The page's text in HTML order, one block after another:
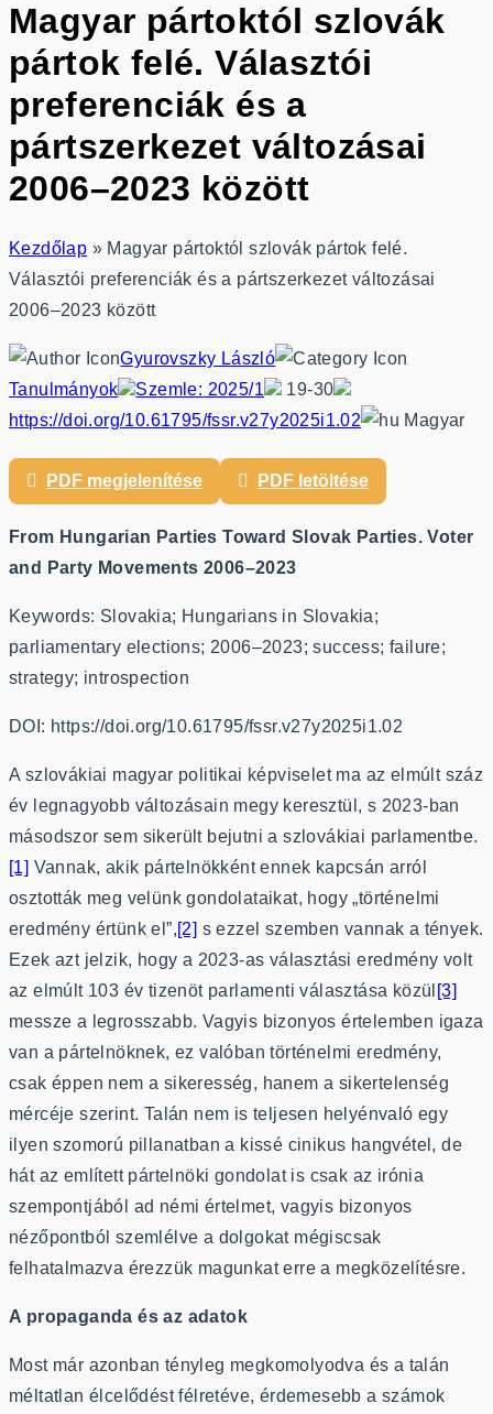
Magyar pártoktól szlovák
pártok felé. Választói
preferenciák és a
pártszerkezet változásai
2006–2023 között
Kezdőlap » Magyar pártoktól szlovák pártok felé.
Választói preferenciák és a pártszerkezet változásai
2006–2023 között
Gyurovszky László
Tanulmányok
Szemle: 2025/1
19-30
https://doi.org/10.61795/fssr.v27y2025i1.02
Magyar
PDF megjelenítése PDF letöltése
From Hungarian Parties Toward Slovak Parties. Voter
and Party Movements 2006–2023
Keywords: Slovakia; Hungarians in Slovakia;
parliamentary elections; 2006–2023; success; failure;
strategy; introspection
DOI: https://doi.org/10.61795/fssr.v27y2025i1.02
A szlovákiai magyar politikai képviselet ma az elmúlt száz
év legnagyobb változásain megy keresztül, s 2023-ban
másodszor sem sikerült bejutni a szlovákiai parlamentbe.
[1] Vannak, akik pártelnökként ennek kapcsán arról
osztották meg velünk gondolataikat, hogy „történelmi
eredmény értünk el”,[2] s ezzel szemben vannak a tények.
Ezek azt jelzik, hogy a 2023-as választási eredmény volt
az elmúlt 103 év tizenöt parlamenti választása közül [3]
messze a legrosszabb. Vagyis bizonyos értelemben igaza
van a pártelnöknek, ez valóban történelmi eredmény,
csak éppen nem a sikeresség, hanem a sikertelenség
mércéje szerint. Talán nem is teljesen helyénvaló egy
ilyen szomorú pillanatban a kissé cinikus hangvétel, de
hát az említett pártelnöki gondolat is csak az irónia
szempontjából ad némi értelmet, vagyis bizonyos
nézőpontból szemlélve a dolgokat mégiscsak
felhatalmazva érezzük magunkat erre a megközelítésre.
A propaganda és az adatok
Most már azonban tényleg megkomolyodva és a talán
méltatlan élcelődést félretéve, érdemesebb a számok